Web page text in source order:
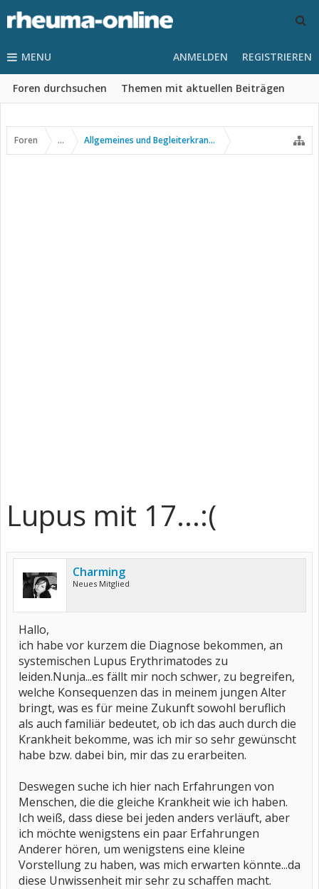
MENU
Foren durchsuchen Themen mit aktuellen Beiträgen
ANMELDEN REGISTRIEREN
Foren ... Allgemeines und Begleiterkrankungen
Lupus mit 17...:(
Charming
Neues Mitglied
Hallo,
ich habe vor kurzem die Diagnose bekommen, an
systemischen Lupus Erythrimatodes zu
leiden.Nunja...es fällt mir noch schwer, zu begreifen,
welche Konsequenzen das in meinem jungen Alter
bringt, was es für meine Zukunft sowohl beruflich
als auch familiär bedeutet, ob ich das auch durch die
Krankheit bekomme, was ich mir so sehr gewünscht
habe bzw. dabei bin, mir das zu erarbeiten.
Deswegen suche ich hier nach Erfahrungen von
Menschen, die die gleiche Krankheit wie ich haben.
Ich weiß, dass diese bei jeden anders verläuft, aber
ich möchte wenigstens ein paar Erfahrungen
Anderer hören, um wenigstens eine kleine
Vorstellung zu haben, was mich erwarten könnte...da
diese Unwissenheit mir sehr zu schaffen macht.